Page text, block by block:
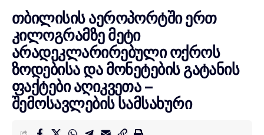
თბილისის აეროპორტში ერთ
კილოგრამზე მეტი
არადეკლარირებული ოქროს
ზოდებისა და მონეტების გატანის
ფაქტები აღიკვეთა –
შემოსავლების სამსახური